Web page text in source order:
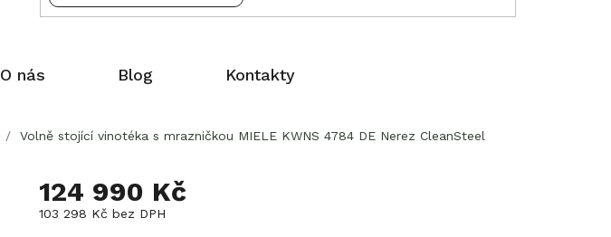
O nás Blog Kontakty
/ Volně stojící vinotéka s mrazničkou MIELE KWNS 4784 DE Nerez CleanSteel
124 990 Kč
103 298 Kč bez DPH